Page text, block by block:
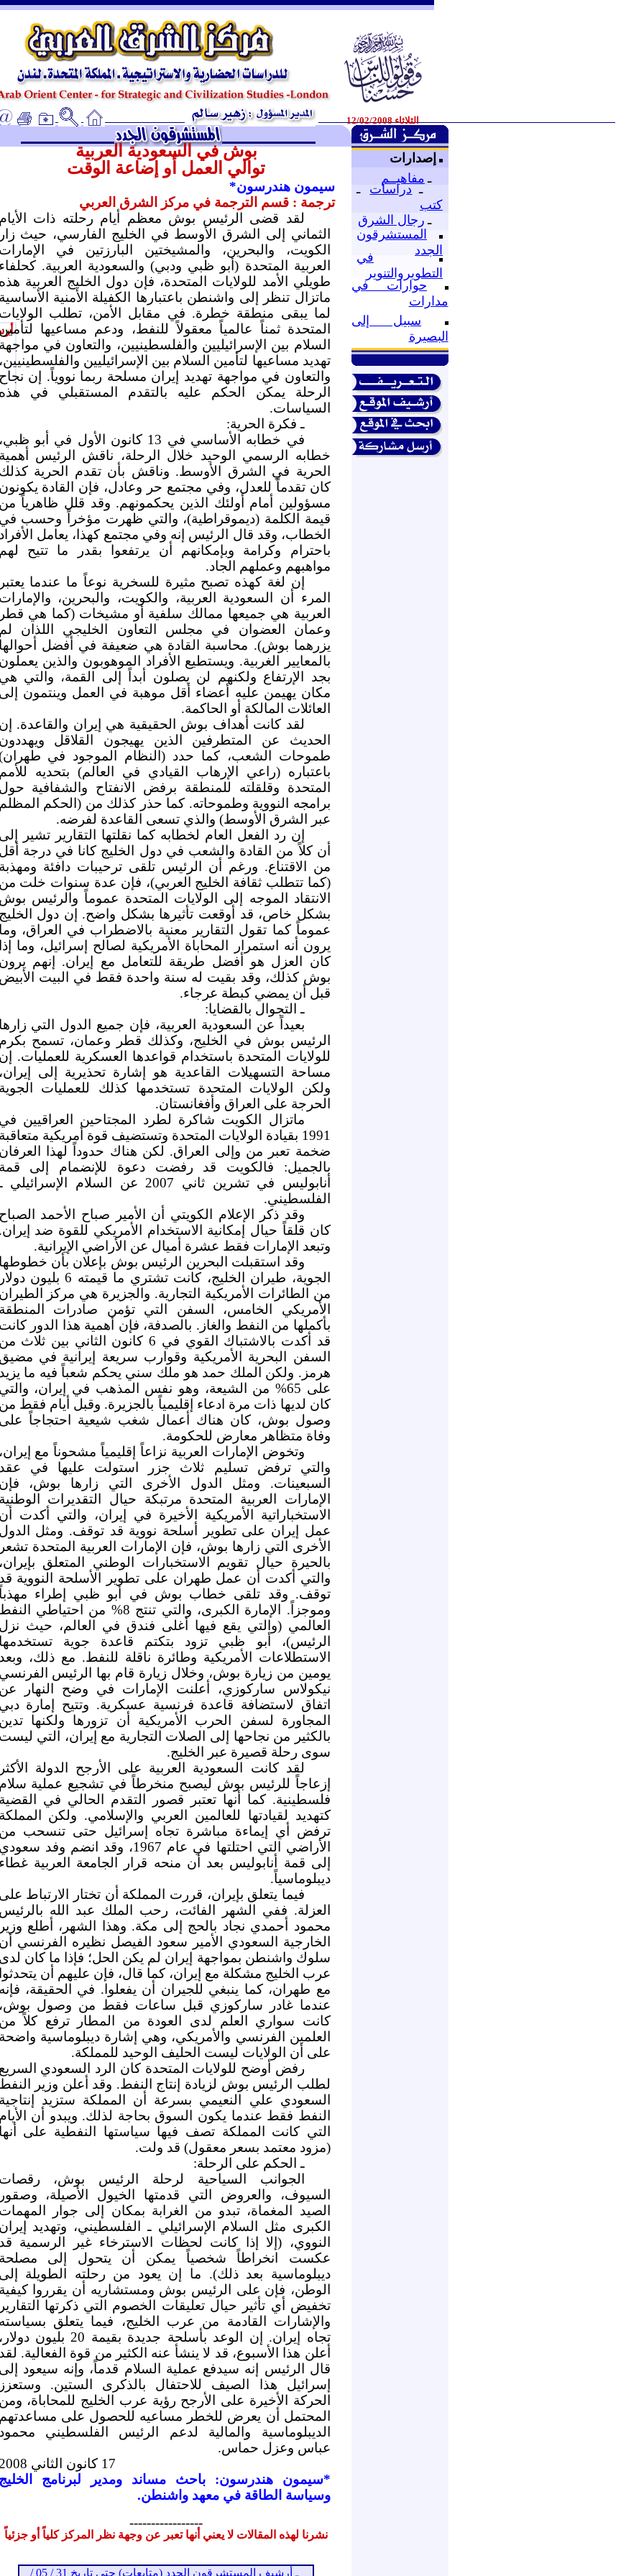
ـ
الثلاثاء 12/02/2008
إصدارات
ـ مفاهيــم
ـ دراسات
ـ
كتب
ـ رجال الشرق
المستشرقون
الجدد
في
التطويروالتنوير
حوارات في
مدارات
سبيل إلى
البصيرة
بوش في السعودية العربية
توالي العمل أو إضاعة الوقت
سيمون هندرسون*
ترجمة : قسم الترجمة في مركز الشرق العربي
لقد قضى الرئيس بوش معظم أيام رحلته ذات
الثماني إلى الشرق الأوسط في الخليج الفارسي، حيث
الكويت، والبحرين، والمشيختين البارزتين في
العربية المتحدة (أبو ظبي ودبي) والسعودية العربية.
طويلي الأمد للولايات المتحدة، فإن دول الخليج العربية
ماتزال تنظر إلى واشنطن باعتبارها الكفيلة الأمنية
لما يبقى منطقة خطرة. في مقابل الأمن، تطلب
المتحدة ثمناً عالمياً معقولاً للنفط، ودعم مساعيها
السلام بين الإسرائيليين والفلسطينيين، والتعاون في
تهديد مساعيها لتأمين السلام بين الإسرائيليين
والتعاون في مواجهة تهديد إيران مسلحة ربما نووياً. إن
الرحلة يمكن الحكم عليه بالتقدم المستقبلي في
السياسات.
ـ فكرة الحرية:
في خطابه الأساسي في 13 كانون الأول في أبو
خطابه الرسمي الوحيد خلال الرحلة، ناقش الرئيس
الحرية في الشرق الأوسط. وناقش بأن تقدم الحرية
كان تقدماً للعدل، وفي مجتمع حر وعادل، فإن القادة
مسؤولين أمام أولئك الذين يحكمونهم. وقد قلل ظاهرياً
قيمة الكلمة (ديموقراطية)، والتي ظهرت مؤخراً وحسب
الخطاب، وقد قال الرئيس إنه وفي مجتمع كهذا، يعامل
باحترام وكرامة وبإمكانهم أن يرتفعوا بقدر ما تتيح
مواهبهم وعملهم الجاد.
إن لغة كهذه تصبح مثيرة للسخرية نوعاً ما عندما
المرء أن السعودية العربية، والكويت، والبحرين،
العربية هي جميعها ممالك سلفية أو مشيخات (كما هي
وعمان العضوان في مجلس التعاون الخليجي اللذان
يزرهما بوش). محاسبة القادة هي ضعيفة في أفضل
بالمعايير الغربية. ويستطيع الأفراد الموهوبون والذين
بجد الإرتفاع ولكنهم لن يصلون أبداً إلى القمة، والتي
مكان يهيمن عليه أعضاء أقل موهبة في العمل وينتمون
العائلات المالكة أو الحاكمة.
لقد كانت أهداف بوش الحقيقية هي إيران والقاعدة.
الحديث عن المتطرفين الذين يهيجون القلاقل
طموحات الشعب، كما حدد (النظام الموجود في
باعتباره (راعي الإرهاب القيادي في العالم) بتحديه
المتحدة وقلقلته للمنطقة برفض الانفتاح والشفافية
برامجه النووية وطموحاته. كما حذر كذلك من (الحكم
عبر الشرق الأوسط) والذي تسعى القاعدة لفرضه.
إن رد الفعل العام لخطابه كما نقلتها التقارير تشير
أن كلاً من القادة والشعب في دول الخليج كانا في درجة
من الاقتناع. ورغم أن الرئيس تلقى ترحيبات دافئة
(كما تتطلب ثقافة الخليج العربي)، فإن عدة سنوات خلت
الانتقاد الموجه إلى الولايات المتحدة عموماً والرئيس
بشكل خاص، قد أوقعت تأثيرها بشكل واضح. إن دول
عموماً كما تقول التقارير معنية بالاضطراب في العراق،
يرون أنه استمرار المحاباة الأمريكية لصالح إسرائيل، وما
كان العزل هو أفضل طريقة للتعامل مع إيران. إنهم
بوش كذلك، وقد بقيت له سنة واحدة فقط في البيت
قبل أن يمضي كبطة عرجاء.
ـ التجوال بالقضايا:
بعيداً عن السعودية العربية، فإن جميع الدول التي
الرئيس بوش في الخليج، وكذلك قطر وعمان، تسمح
للولايات المتحدة باستخدام قواعدها العسكرية للعمليات.
مساحة التسهيلات القاعدية هو إشارة تحذيرية إلى
ولكن الولايات المتحدة تستخدمها كذلك للعمليات
الحرجة على العراق وأفغانستان.
ماتزال الكويت شاكرة لطرد المجتاحين العراقيين
1991 بقيادة الولايات المتحدة وتستضيف قوة أمريكية
ضخمة تعبر من وإلى العراق. لكن هناك حدوداً لهذا
بالجميل: فالكويت قد رفضت دعوة للإنضمام إلى
أنابوليس في تشرين ثاني 2007 عن السلام الإسرائيلي
الفلسطيني.
وقد ذكر الإعلام الكويتي أن الأمير صباح الأحمد
كان قلقاً حيال إمكانية الاستخدام الأمريكي للقوة ضد
وتبعد الإمارات فقط عشرة أميال عن الأراضي الإيرانية.
وقد استقبلت البحرين الرئيس بوش بإعلان بأن
الجوية، طيران الخليج، كانت تشتري ما قيمته 6 بليون
من الطائرات الأمريكية التجارية. والجزيرة هي مركز
الأمريكي الخامس، السفن التي تؤمن صادرات
بأكملها من النفط والغاز. بالصدفة، فإن أهمية هذا الدور
قد أكدت بالاشتباك القوي في 6 كانون الثاني بين ثلاث
السفن البحرية الأمريكية وقوارب سريعة إيرانية في
هرمز. ولكن الملك حمد هو ملك سني يحكم شعباً فيه ما
على 65% من الشيعة، وهو نفس المذهب في إيران،
كان لديها ذات مرة ادعاء إقليمياً بالجزيرة. وقبل أيام فقط
وصول بوش، كان هناك أعمال شغب شيعية احتجاجاً
وفاة متظاهر معارض للحكومة.
وتخوض الإمارات العربية نزاعاً إقليمياً مشحوناً مع
والتي ترفض تسليم ثلاث جزر استولت عليها في
السبعينات. ومثل الدول الأخرى التي زارها بوش،
الإمارات العربية المتحدة مرتبكة حيال التقديرات
الاستخباراتية الأمريكية الأخيرة في إيران، والتي أكدت
عمل إيران على تطوير أسلحة نووية قد توقف. ومثل
الأخرى التي زارها بوش، فإن الإمارات العربية المتحدة
بالحيرة حيال تقويم الاستخبارات الوطني المتعلق
والتي أكدت أن عمل طهران على تطوير الأسلحة النووية
توقف. وقد تلقى خطاب بوش في أبو ظبي إطراء
وموجزاً. الإمارة الكبرى، والتي تنتج 8% من احتياطي
العالمي (والتي يقع فيها أغلى فندق في العالم، حيث
الرئيس)، أبو ظبي تزود بتكتم قاعدة جوية
الاستطلاعات الأمريكية وطائرة ناقلة للنفط. مع ذلك،
يومين من زيارة بوش، وخلال زيارة قام بها الرئيس
نيكولاس ساركوزي، أعلنت الإمارات في وضح النهار
اتفاق لاستضافة قاعدة فرنسية عسكرية. وتتيح إمارة
المجاورة لسفن الحرب الأمريكية أن تزورها ولكنها
بالكثير من نجاحها إلى الصلات التجارية مع إيران، التي
سوى رحلة قصيرة عبر الخليج.
لقد كانت السعودية العربية على الأرجح الدولة
إزعاجاً للرئيس بوش ليصبح منخرطاً في تشجيع عملية
فلسطينية. كما أنها تعتبر قصور التقدم الحالي في
كتهديد لقيادتها للعالمين العربي والإسلامي. ولكن
ترفض أي إيماءة مباشرة تجاه إسرائيل حتى تنسحب
الأراضي التي احتلتها في عام 1967، وقد انضم وفد
إلى قمة أنابوليس بعد أن منحه قرار الجامعة العربية
ديبلوماسياً.
فيما يتعلق بإيران، قررت المملكة أن تختار الارتباط
العزلة. ففي الشهر الفائت، رحب الملك عبد الله
محمود أحمدي نجاد بالحج إلى مكة. وهذا الشهر، أطلع
الخارجية السعودي الأمير سعود الفيصل نظيره الفرنسي
سلوك واشنطن بمواجهة إيران لم يكن الحل؛ فإذا ما كان
عرب الخليج مشكلة مع إيران، كما قال، فإن عليهم أن
مع طهران، كما ينبغي للجيران أن يفعلوا. في الحقيقة،
عندما غادر ساركوزي قبل ساعات فقط من وصول
كانت سواري العلم لدى العودة من المطار ترفع كلاً
العلمين الفرنسي والأمريكي، وهي إشارة ديبلوماسية
على أن الولايات ليست الحليف الوحيد للمملكة.
رفض أوضح للولايات المتحدة كان الرد السعودي
لطلب الرئيس بوش لزيادة إنتاج النفط. وقد أعلن وزير
السعودي علي النعيمي بسرعة أن المملكة ستزيد
النفط فقط عندما يكون السوق بحاجة لذلك. ويبدو أن
التي كانت المملكة تصف فيها سياستها النفطية على
(مزود معتمد بسعر معقول) قد ولت.
ـ الحكم على الرحلة:
الجوانب السياحية لرحلة الرئيس بوش،
السيوف، والعروض التي قدمتها الخيول الأصيلة،
الصيد المغماة، تبدو من الغرابة بمكان إلى جوار
الكبرى مثل السلام الإسرائيلي ـ الفلسطيني، وتهديد
النووي، (إلا إذا كانت لحظات الاسترخاء غير الرسمية
عكست انخراطاً شخصياً يمكن أن يتحول إلى
ديبلوماسية بعد ذلك). ما إن يعود من رحلته الطويلة
الوطن، فإن على الرئيس بوش ومستشاريه أن يقرروا
تخفيض أي تأثير حيال تعليقات الخصوم التي ذكرتها
والإشارات القادمة من عرب الخليج، فيما يتعلق
تجاه إيران. إن الوعد بأسلحة جديدة بقيمة 20 بليون
أعلن هذا الأسبوع، قد لا ينشأ عنه الكثير من قوة الفعالية.
قال الرئيس إنه سيدفع عملية السلام قدماً، وإنه سيعود
إسرائيل هذا الصيف للاحتفال بالذكرى الستين.
الحركة الأخيرة على الأرجح رؤية عرب الخليج للمحاباة،
المحتمل أن يعرض للخطر مساعيه للحصول على
الديبلوماسية والمالية لدعم الرئيس الفلسطيني
عباس وعزل حماس.
17 كانون الثاني 2008
*سيمون هندرسون: باحث مساند ومدير لبرنامج
وسياسة الطاقة في معهد واشنطن.
-----------------
نشرنا لهذه المقالات لا يعني أنها تعبر عن وجهة نظر المركز كلياً أو جزئياً
ـ أرشيف المستشرقون الجدد (متابعات) حتى تاريخ 31 / 05 /